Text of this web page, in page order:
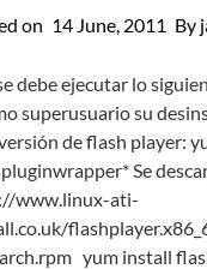
on 14 June, 2011 By
debe ejecutar lo
superusuario su
de flash player:
Se
www.linux-ati-
yum install